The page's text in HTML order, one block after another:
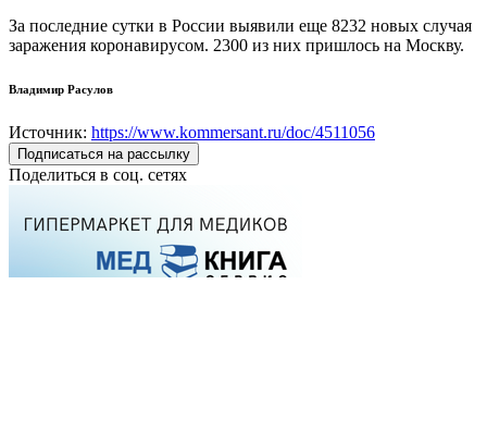
За последние сутки в России выявили еще 8232 новых случая
заражения коронавирусом. 2300 из них пришлось на Москву.
Владимир Расулов
Источник: https://www.kommersant.ru/doc/4511056
Подписаться на рассылку
Поделиться в соц. сетях